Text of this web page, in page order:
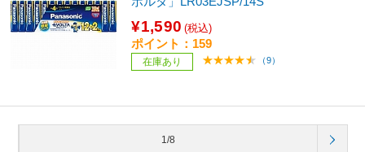
¥1,590 (税込)
ポイント：159
在庫あり （9）
1/8